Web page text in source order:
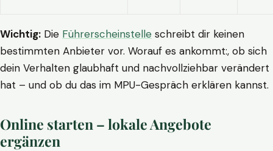
Wichtig: Die Führerscheinstelle schreibt dir keinen
bestimmten Anbieter vor. Worauf es ankommt:, ob sich
dein Verhalten glaubhaft und nachvollziehbar verändert
hat – und ob du das im MPU-Gespräch erklären kannst.
Online starten – lokale Angebote
ergänzen